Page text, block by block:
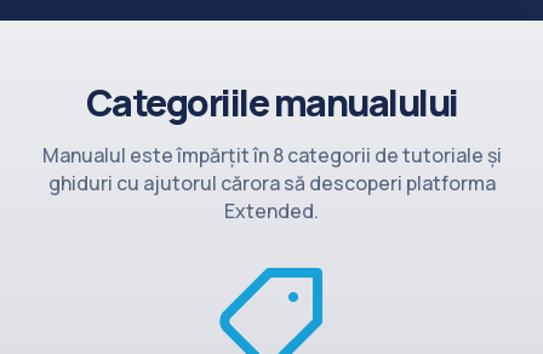
Înapoi la site
ContactCategoriile manualului
Manualul este împărțit în 8 categorii de tutoriale și
ghiduri cu ajutorul cărora să descoperi platforma
Extended.